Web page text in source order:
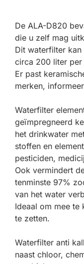
De ALA-D820
die u zelf mag
Dit waterfilter
circa 200 liter per
Er past
merken,
Waterfilter
geïmpregneerd
het drinkwater
stoffen en
pesticiden,
Ook vermindert
tenminste 97%
van het water
Ideaal om mee
te zetten.
Waterfilter anti
naast chloor,